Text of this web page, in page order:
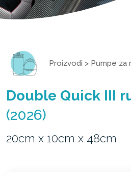
Proizvodi > Pumpe za
Double Quick III
(2026)
20cm x 10cm x 48cm